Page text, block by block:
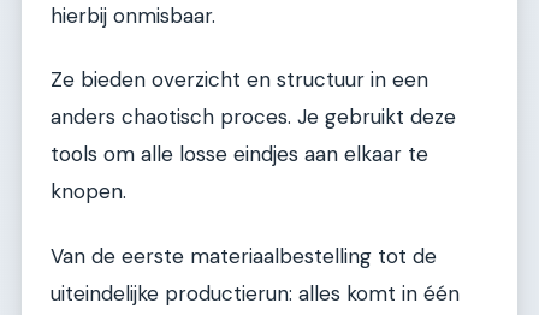
hierbij onmisbaar.
Ze bieden overzicht en structuur in een
anders chaotisch proces. Je gebruikt deze
tools om alle losse eindjes aan elkaar te
knopen.
Van de eerste materiaalbestelling tot de
uiteindelijke productierun: alles komt in één